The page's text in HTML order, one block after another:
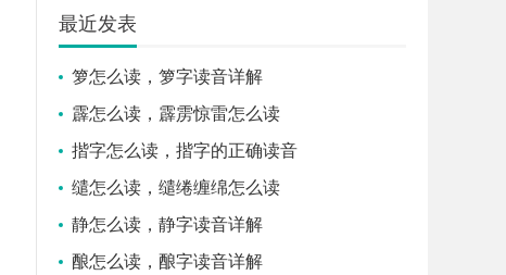
最近发表
箩怎么读，箩字读音详解
霹怎么读，霹雳惊雷怎么读
揩字怎么读，揩字的正确读音
缱怎么读，缱绻缠绵怎么读
静怎么读，静字读音详解
酿怎么读，酿字读音详解